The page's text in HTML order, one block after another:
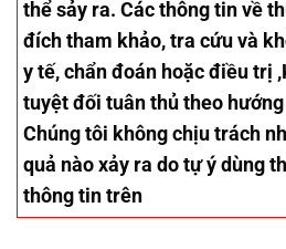
thể sảy ra. Các thông tin về
đích tham khảo, tra cứu và
y tế, chẩn đoán hoặc điều trị
tuyệt đối tuân thủ theo
Chúng tôi không chịu trách
quả nào xảy ra do tự ý dùng
thông tin trên